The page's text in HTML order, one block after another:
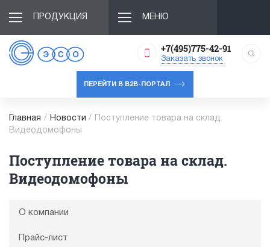
ПРОДУКЦИЯ МЕНЮ
+7(495)775-42-91
Заказать звонок
ПЕРЕЙТИ В B2B-ПОРТАЛ
Главная / Новости /
Поступление товара на склад.
Видеодомофоны
Поступление товара на склад.
Видеодомофоны
О компании
Прайс-лист